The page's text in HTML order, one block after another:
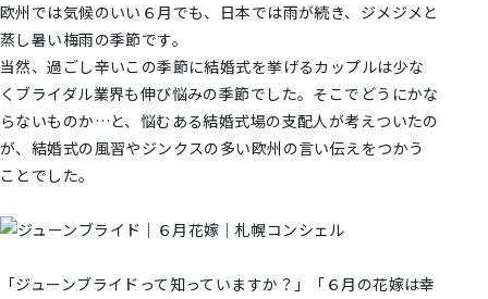
欧州では気候のいい６月でも、日本では雨が続き、ジメジメと
蒸し暑い梅雨の季節です。
当然、過ごし辛いこの季節に結婚式を挙げるカップルは少な
くブライダル業界も伸び悩みの季節でした。そこでどうにかな
らないものか…と、悩むある結婚式場の支配人が考えついたの
が、結婚式の風習やジンクスの多い欧州の言い伝えをつかう
ことでした。
「ジューンブライドって知っていますか？」「６月の花嫁は幸